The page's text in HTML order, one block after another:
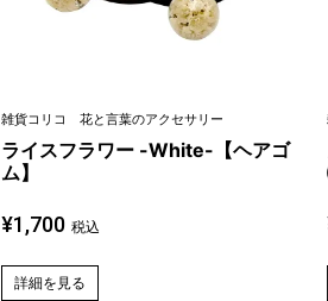
雑貨コリコ 花と言葉のアクセサリー
ライスフラワー -White-【ヘアゴ
ム】
¥1,700 税込
詳細を見る